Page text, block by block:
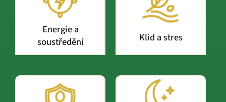
Energie a
soustředění
Klid a stres